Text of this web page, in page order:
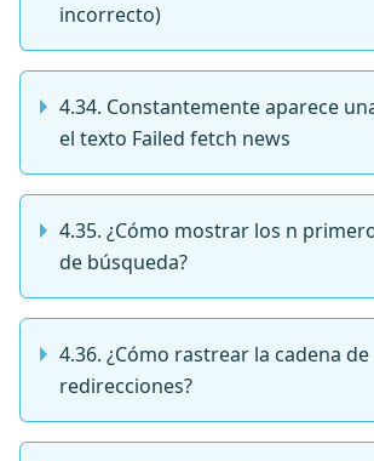
incorrecto)
4.34. Constantemente aparece
el texto Failed fetch news
4.35. ¿Cómo mostrar los n
de búsqueda?
4.36. ¿Cómo rastrear la cadena de
redirecciones?